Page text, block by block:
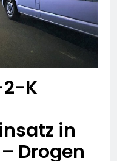
2-K
in
Drogen